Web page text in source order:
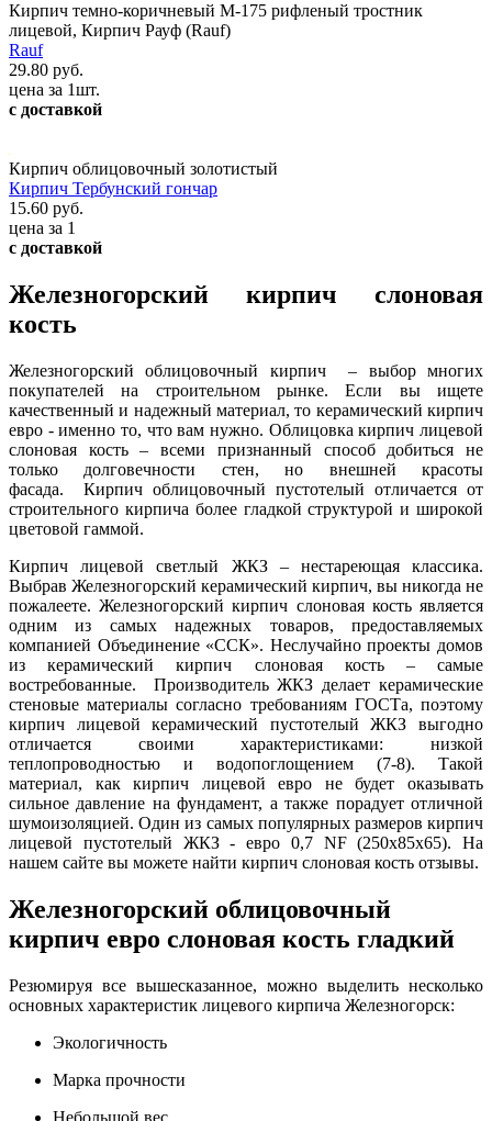
Кирпич темно-коричневый М-175 рифленый тростник
лицевой, Кирпич Рауф (Rauf)
Rauf
29.80 руб.
цена за 1шт.
с доставкой
Кирпич облицовочный золотистый
Кирпич Тербунский гончар
15.60 руб.
цена за 1
с доставкой
Железногорский кирпич слоновая
кость
Железногорский облицовочный кирпич – выбор многих
покупателей на строительном рынке. Если вы ищете
качественный и надежный материал, то керамический кирпич
евро - именно то, что вам нужно. Облицовка кирпич лицевой
слоновая кость – всеми признанный способ добиться не
только долговечности стен, но внешней красоты
фасада. Кирпич облицовочный пустотелый отличается от
строительного кирпича более гладкой структурой и широкой
цветовой гаммой.
Кирпич лицевой светлый ЖКЗ – нестареющая классика.
Выбрав Железногорский керамический кирпич, вы никогда не
пожалеете. Железногорский кирпич слоновая кость является
одним из самых надежных товаров, предоставляемых
компанией Объединение «ССК». Неслучайно проекты домов
из керамический кирпич слоновая кость – самые
востребованные. Производитель ЖКЗ делает керамические
стеновые материалы согласно требованиям ГОСТа, поэтому
кирпич лицевой керамический пустотелый ЖКЗ выгодно
отличается своими характеристиками: низкой
теплопроводностью и водопоглощением (7-8). Такой
материал, как кирпич лицевой евро не будет оказывать
сильное давление на фундамент, а также порадует отличной
шумоизоляцией. Один из самых популярных размеров кирпич
лицевой пустотелый ЖКЗ - евро 0,7 NF (250х85х65). На
нашем сайте вы можете найти кирпич слоновая кость отзывы.
Железногорский облицовочный
кирпич евро слоновая кость гладкий
Резюмируя все вышесказанное, можно выделить несколько
основных характеристик лицевого кирпича Железногорск:
Экологичность
Марка прочности
Небольшой вес